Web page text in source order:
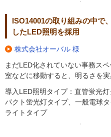
ISO14001の取り組みの中で
したLED照明を採用
株式会社オーバル 様
まだLED化されていない事務ス
室などに移動すると、明るさを実
導入LED照明タイプ：直管蛍光
パクト蛍光灯タイプ、一般電球
ライトタイプ